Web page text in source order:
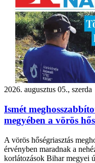
2026. augusztus 05., szerda
Ismét
megyében a vörös
A vörös hőségriasztás
érvényben maradnak a
korlátozások Bihar megyei